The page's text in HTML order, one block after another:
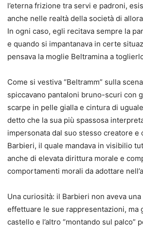
l’eterna frizione tra servi e padroni,
anche nelle realtà della società di
In ogni caso, egli recitava sempre la
e quando si impantanava in certe
pensava la moglie Beltramina a
Come si vestiva “Beltramm” sulla
spiccavano pantaloni bruno-scuri con
scarpe in pelle gialla e cintura di
detto che la sua più spassosa
impersonata dal suo stesso creatore e
Barbieri, il quale mandava in visibilio
anche di elevata dirittura morale e
comportamenti morali da adottare
Una curiosità: il Barbieri non aveva
effettuare le sue rappresentazioni, ma
castello e l’altro “montando sul palco”